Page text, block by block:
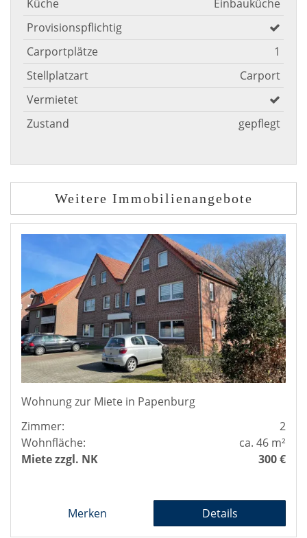
Küche
Einbauküche
Provisionspflichtig
Carportplätze
1
Stellplatzart
Carport
Vermietet
Zustand
gepflegt
Weitere Immobilienangebote
Wohnung zur Miete in Papenburg
Zimmer:
2
Wohnfläche:
ca. 46 m²
Miete zzgl. NK
300 €
Merken Details